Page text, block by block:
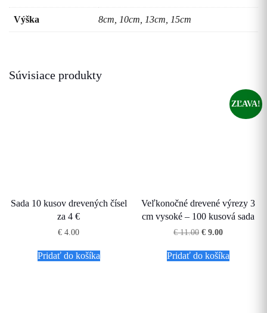
Výška 8cm, 10cm, 13cm, 15cm
Súvisiace produkty
Sada 10 kusov drevených čísel
za 4 €
€ 4.00
Pridať do košíka
ZĽAVA!
Veľkonočné drevené výrezy 3
cm vysoké – 100 kusová sada
€11.00 Pôvodná
bola:
€ 11.00.
€ 9.00Aktuálna
je:
€ 9.00.
Pridať do košíka